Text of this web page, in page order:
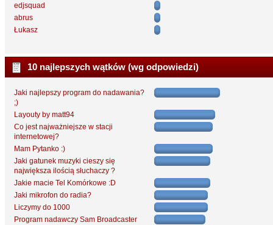
edjsquad
abrus
Łukasz
10 najlepszych wątków (wg odpowiedzi)
Jaki najlepszy program do nadawania?
;)
Layouty by matt94
Co jest najważniejsze w stacji
internetowej?
Mam Pytanko :)
Jaki gatunek muzyki cieszy się
największa ilością słuchaczy ?
Jakie macie Tel Komórkowe :D
Jaki mikrofon do radia?
Liczymy do 1000
Program nadawczy Sam Broadcaster